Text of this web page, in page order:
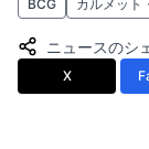
BCG カルメット
ニュースのシ
X